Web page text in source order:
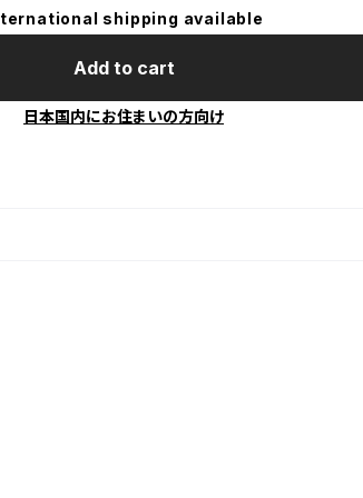
shipping available
Add to cart
日本国内にお住まいの方向け